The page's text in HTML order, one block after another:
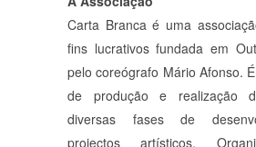
Carta Branca é uma
fins lucrativos fundada em
pelo coreógrafo Mário Afonso.
de produção e realização
diversas fases de
projectos artísticos.